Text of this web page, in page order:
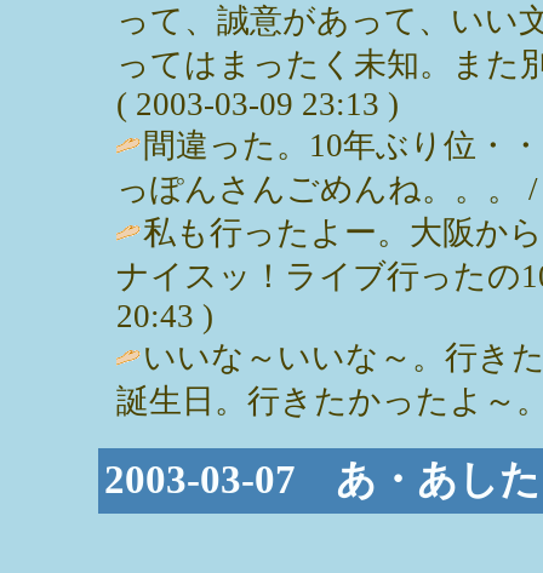
って、誠意があって、いい
ってはまったく未知。また
( 2003-03-09 23:13 )
間違った。10年ぶり位・
っぽんさんごめんね。。。 /
私も行ったよー。大阪か
ナイスッ！ライブ行ったの
20:43 )
いいな～いいな～。行き
誕生日。行きたかったよ～
2003-03-07 あ・あし